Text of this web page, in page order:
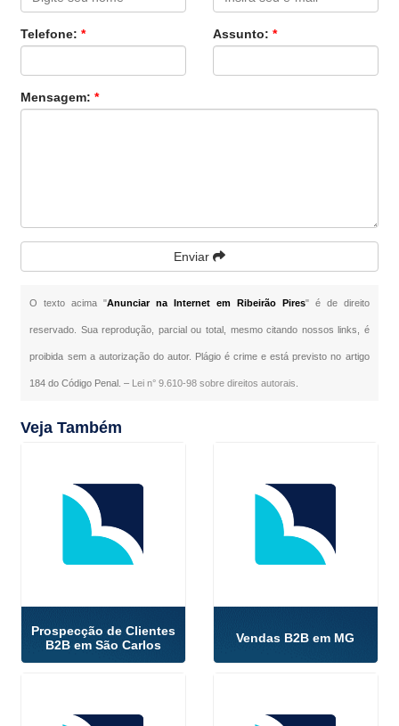
Telefone:* Assunto: *
Mensagem:*
Enviar
O texto acima "Anunciar na Internet em Ribeirão Pires" é de direito
reservado. Sua reprodução, parcial ou total, mesmo citando nossos links, é
proibida sem a autorização do autor. Plágio é crime e está previsto no artigo
184 do Código Penal. – Lei n° 9.610-98 sobre direitos autorais
Veja Também
Prospecção de Clientes
B2B em São Carlos
Vendas B2B em MG